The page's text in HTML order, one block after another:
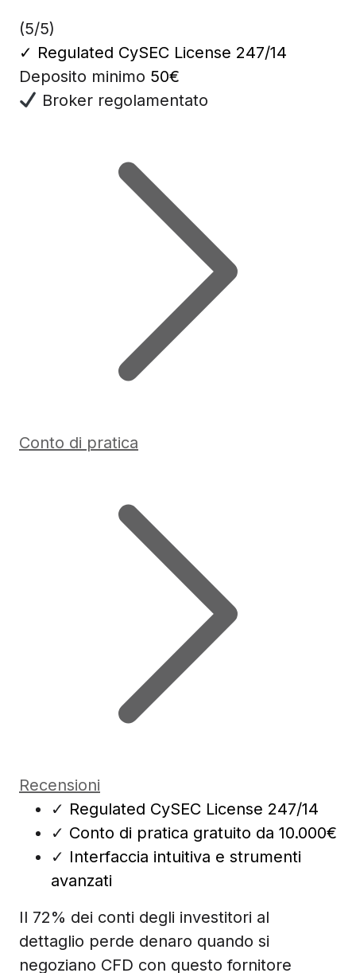
(5/5)
✓ Regulated CySEC License 247/14
Deposito minimo 50€
Broker regolamentato
Conto di pratica
Recensioni
✓ Regulated CySEC License 247/14
✓ Conto di pratica gratuito da 10.000€
✓ Interfaccia intuitiva e strumenti
avanzati
Il 72% dei conti degli investitori al
dettaglio perde denaro quando si
negoziano CFD con questo fornitore